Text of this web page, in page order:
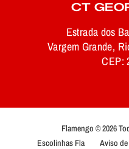
CT
Estrada dos
Vargem Grande,
CEP:
Flamengo © 2026
Escolinhas Fla
Aviso